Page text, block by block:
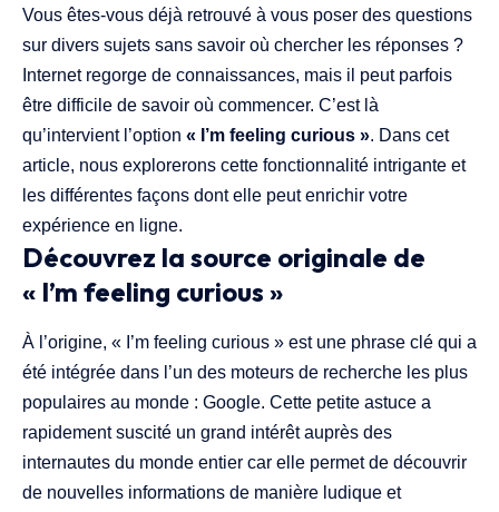
Vous êtes-vous déjà retrouvé à vous poser des questions
sur divers sujets sans savoir où chercher les réponses ?
Internet regorge de connaissances, mais il peut parfois
être difficile de savoir où commencer. C’est là
qu’intervient l’option « I’m feeling curious ». Dans cet
article, nous explorerons cette fonctionnalité intrigante et
les différentes façons dont elle peut enrichir votre
expérience en ligne.
Découvrez la source originale de
« I’m feeling curious »
À l’origine, « I’m feeling curious » est une phrase clé qui a
été intégrée dans l’un des moteurs de recherche les plus
populaires au monde : Google. Cette petite astuce a
rapidement suscité un grand intérêt auprès des
internautes du monde entier car elle permet de découvrir
de nouvelles informations de manière ludique et